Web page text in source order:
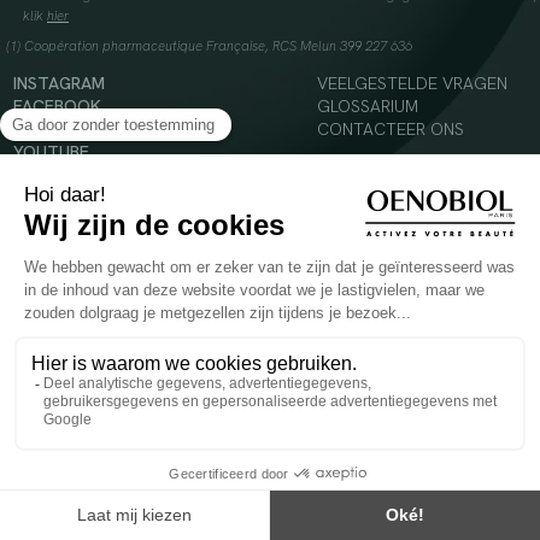
klik hier
(1) Coopération pharmaceutique Française, RCS Melun 399 227 636
INSTAGRAM
FACEBOOK
TIKTOK
YOUTUBE
VEELGESTELDE VRAGEN
GLOSSARIUM
CONTACTEER ONS
Voedingssupplement dat moet worden geconsumeerd als onderdeel van een gevarieerde,
evenwichtige voeding en een gezonde levensstijl. Aanbevolen dagelijkse dosis niet
overschrijden. Enkel voor volwassenen, buiten het bereik van kinderen houden.